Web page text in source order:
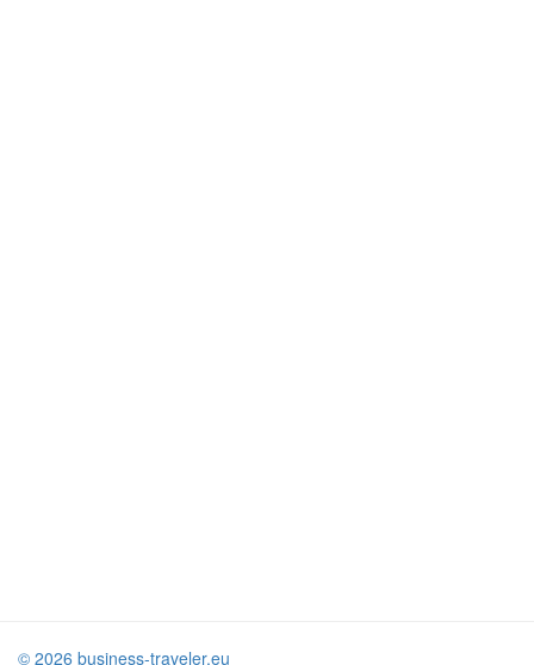
© 2026 business-traveler.eu